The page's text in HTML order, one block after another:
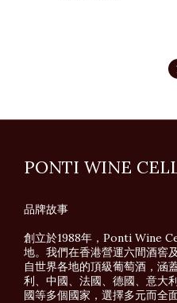
PONTI WINE
品牌故事
創立於1988年，Ponti Wine
地。我們在香港營運六間酒窖
自世界各地的頂級葡萄酒，涵
利、中國、法國、德國、意大
國等多個國家，選擇多元而全面